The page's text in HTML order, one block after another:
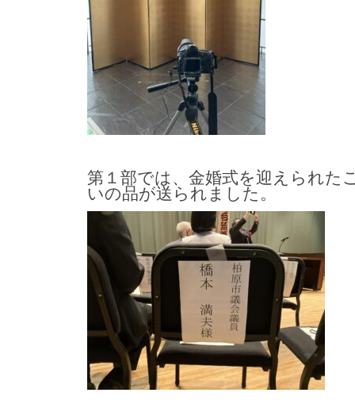
第１部では、金婚式を迎えられた
いの品が送られました。